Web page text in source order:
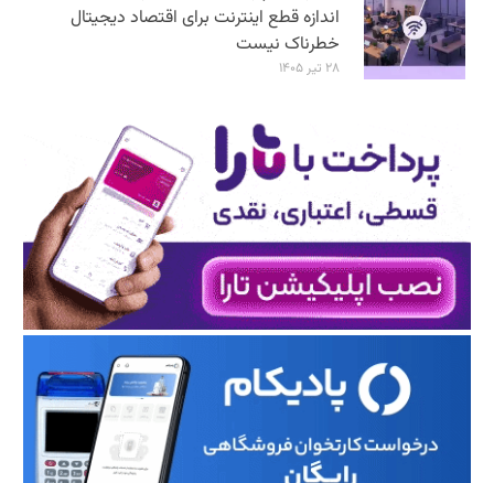
اندازه قطع اینترنت برای اقتصاد دیجیتال
خطرناک نیست
۲۸ تیر ۱۴۰۵